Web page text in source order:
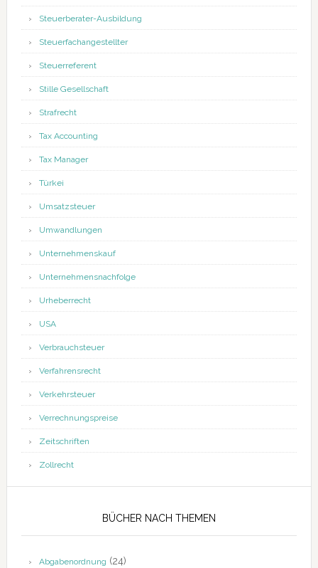
Steuerberater-Ausbildung
Steuerfachangestellter
Steuerreferent
Stille Gesellschaft
Strafrecht
Tax Accounting
Tax Manager
Türkei
Umsatzsteuer
Umwandlungen
Unternehmenskauf
Unternehmensnachfolge
Urheberrecht
USA
Verbrauchsteuer
Verfahrensrecht
Verkehrsteuer
Verrechnungspreise
Zeitschriften
Zollrecht
BÜCHER NACH THEMEN
Abgabenordnung (24)